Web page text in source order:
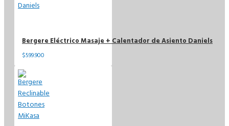
Bergere Eléctrico Masaje + Calentador de Asiento Daniels
$599.900